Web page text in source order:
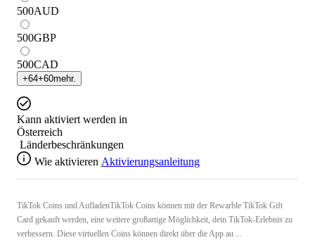
500AUD
500GBP
500CAD
+64+60mehr.
Kann aktiviert werden in
Österreich
Länderbeschränkungen
Wie aktivieren Aktivierungsanleitung
TikTok Coins und AufladenTikTok Coins können mit der Rewarble TikTok Gift
Card gekauft werden, eine weitere großartige Möglichkeit, dein TikTok-Erlebnis zu
verbessern. Diese virtuellen Coins können direkt über die App au ...